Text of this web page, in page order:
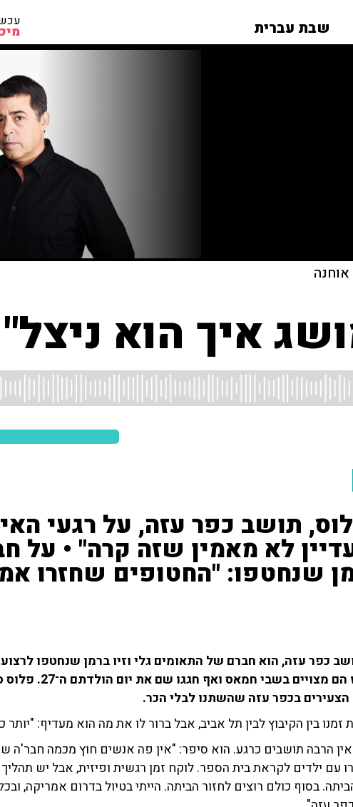
שבת עברית
איך הוא ניצל"
תושב כפר עזה, על רגעי
לא מאמין שזה קרה" • על
שנחטפו: "החטופים שחזרו
כפר עזה, הוא חברם של התאומים גלי וזיו ברמן שנחטפו
השחורה ומאז הם מצויים
בכפר עזה שהשתנו לבלי הכר.
בין הקיבוץ לבין תל אביב, אבל ברור לו את מה הוא מעדיף:
הרבה תושבים כרגע. הוא סיפר: "אין פה אנשים חוץ מכמה חבר'ה
עם ילדים לקראת בית הספר. לוקח זמן רגשית ופיזית, אבל יש
בסוף כולם רוצים לחזור הביתה. הייתי בטיול בדרום אמריקה,